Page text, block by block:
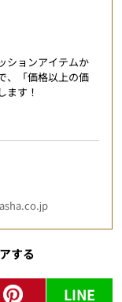
ションアイテムか
、「価格以上の価
ます！
する
LINE